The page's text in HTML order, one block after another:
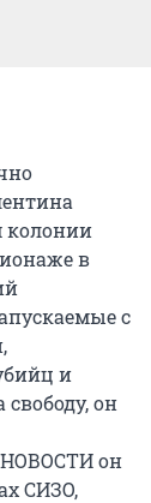
колонии
в
с
и
он
он
СИЗО,